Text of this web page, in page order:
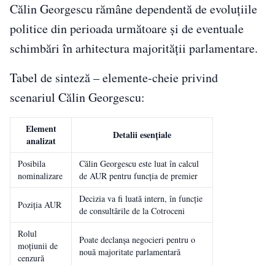
Călin Georgescu rămâne dependentă de evoluțiile
politice din perioada următoare și de eventuale
schimbări în arhitectura majorității parlamentare.
Tabel de sinteză – elemente-cheie privind
scenariul Călin Georgescu:
Element
analizat
Detalii esențiale
Posibila
nominalizare
Călin Georgescu este luat în calcul
de AUR pentru funcția de premier
Poziția AUR
Decizia va fi luată intern, în funcție
de consultările de la Cotroceni
Rolul
moțiunii de
cenzură
Poate declanșa negocieri pentru o
nouă majoritate parlamentară